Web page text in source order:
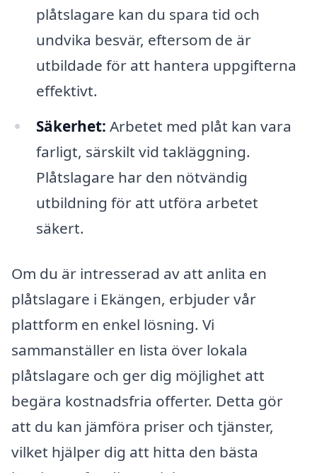
plåtslagare kan du spara tid och
undvika besvär, eftersom de är
utbildade för att hantera uppgifterna
effektivt.
Säkerhet: Arbetet med plåt kan vara
farligt, särskilt vid takläggning.
Plåtslagare har den nötvändig
utbildning för att utföra arbetet
säkert.
Om du är intresserad av att anlita en
plåtslagare i Ekängen, erbjuder vår
plattform en enkel lösning. Vi
sammanställer en lista över lokala
plåtslagare och ger dig möjlighet att
begära kostnadsfria offerter. Detta gör
att du kan jämföra priser och tjänster,
vilket hjälper dig att hitta den bästa